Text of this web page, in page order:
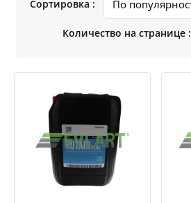
Сортировка :
Количество на странице :
Быстрый просмотрДобавить к сравнению
Добавить в избранное